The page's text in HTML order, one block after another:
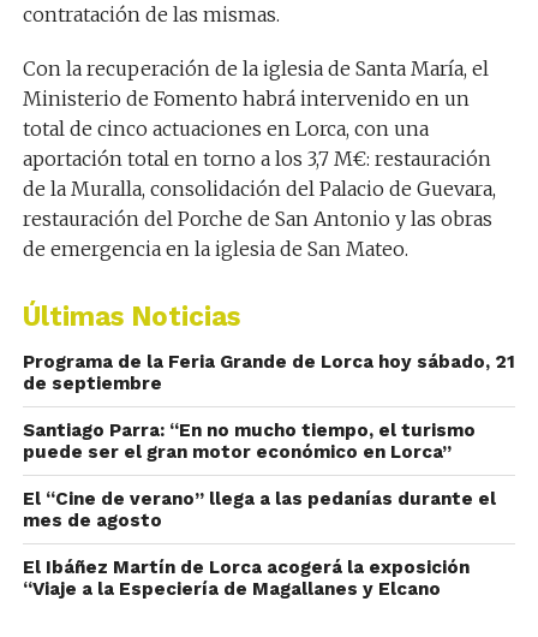
contratación de las mismas.
Con la recuperación de la iglesia de Santa María, el
Ministerio de Fomento habrá intervenido en un
total de cinco actuaciones en Lorca, con una
aportación total en torno a los 3,7 M€: restauración
de la Muralla, consolidación del Palacio de Guevara,
restauración del Porche de San Antonio y las obras
de emergencia en la iglesia de San Mateo.
Últimas Noticias
Programa de la Feria Grande de Lorca hoy sábado, 21
de septiembre
Santiago Parra: “En no mucho tiempo, el turismo
puede ser el gran motor económico en Lorca”
El “Cine de verano” llega a las pedanías durante el
mes de agosto
El Ibáñez Martín de Lorca acogerá la exposición
“Viaje a la Especiería de Magallanes y Elcano